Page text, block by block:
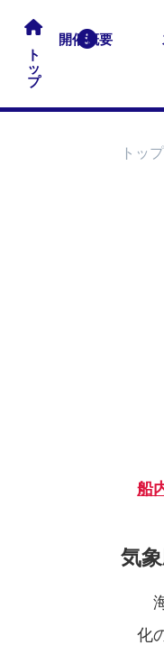
ト
ッ
プ
開催概要
トッ
船
気
化